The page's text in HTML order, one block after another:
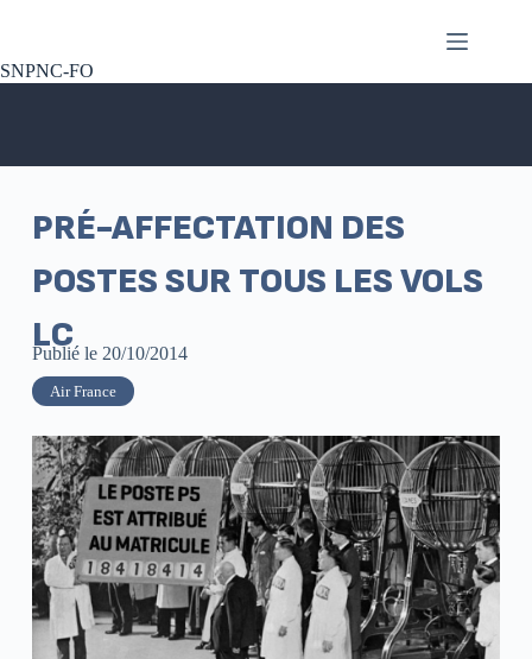
SNPNC-FO
PRÉ-AFFECTATION DES
POSTES SUR TOUS LES VOLS
LC
Publié le 20/10/2014
Air France